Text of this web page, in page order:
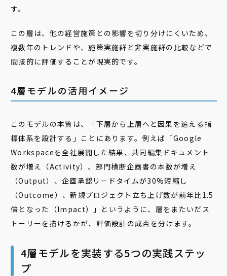
す。
この層は、他の経営施策との影響を切り分けにくいため、
複数年のトレンドや、施策実施群と非実施群の比較などで
間接的に評価することが現実的です。
4層モデルの活用イメージ
このモデルの本質は、「下層から上層へと因果を追える指
標体系を設計する」ことにあります。例えば「Google
Workspaceを全社展開した結果、共同編集ドキュメント
数が増え（Activity）、部門横断企画書の本数が増え
（Output）、企画承認リードタイムが30%短縮し
（Outcome）、新規プロジェクト立ち上げ数が前年比1.5
倍となった（Impact）」というように、層をまたいだス
トーリーを描けるかが、評価設計の成否を分けます。
4層モデルを実装する5つの実践ステッ
プ